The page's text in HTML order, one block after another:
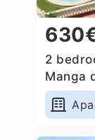
2
Manga